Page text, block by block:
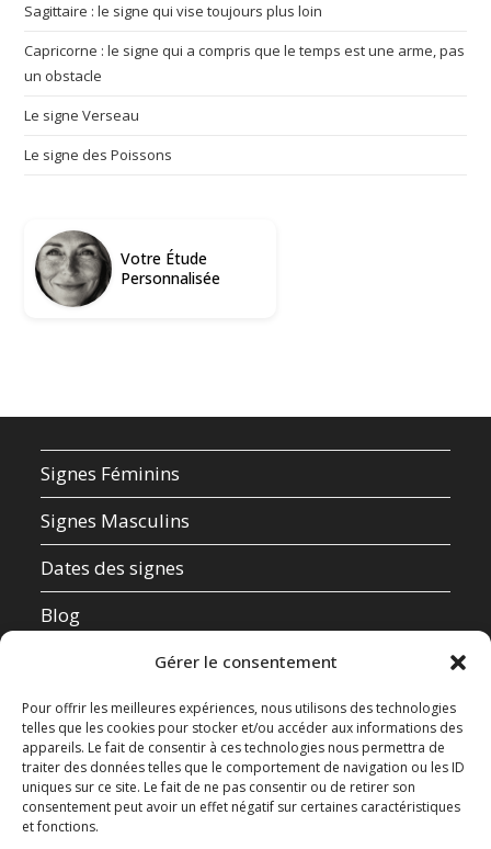
Gérer le consentement
Pour offrir les meilleures expériences, nous utilisons des technologies
telles que les cookies pour stocker et/ou accéder aux informations des
appareils. Le fait de consentir à ces technologies nous permettra de
traiter des données telles que le comportement de navigation ou les ID
uniques sur ce site. Le fait de ne pas consentir ou de retirer son
consentement peut avoir un effet négatif sur certaines caractéristiques
et fonctions.
Sagittaire : le signe qui vise toujours plus loin
Capricorne : le signe qui a compris que le temps est une arme, pas
un obstacle
Le signe Verseau
Le signe des Poissons
Votre Étude
Personnalisée
Signes Féminins
Signes Masculins
Dates des signes
Blog
Mentions Légales
Données Personnelles
Contact